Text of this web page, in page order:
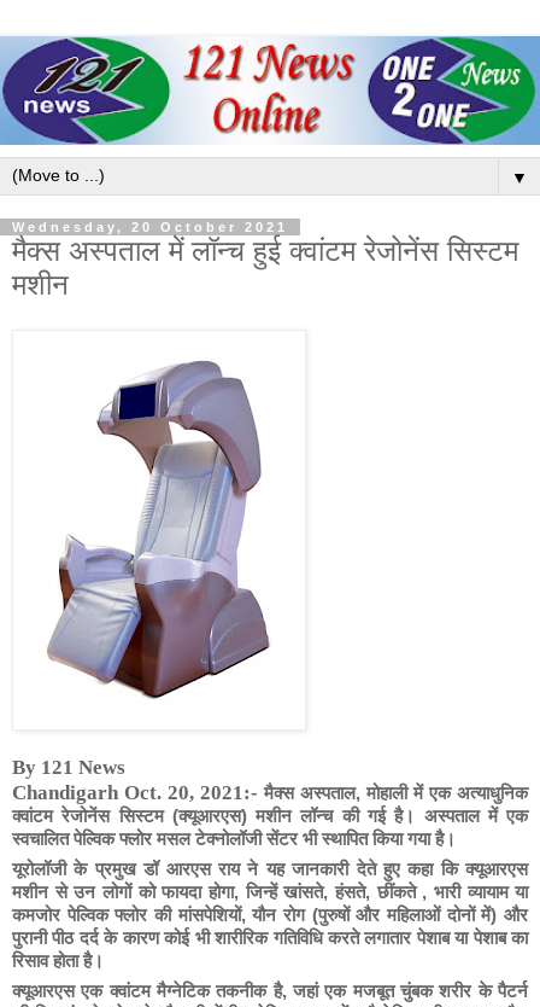
▼
Wednesday, 20 October 2021
मैक्स अस्पताल में लॉन्च हुई क्वांटम रेजोनेंस सिस्टम
मशीन
By 121 News
Chandigarh Oct. 20, 2021:- मैक्स अस्पताल, मोहाली में एक अत्याधुनिक
क्वांटम रेजोनेंस सिस्टम(क्यूआरएस)मशीन लॉन्च की गई है। अस्पताल में एक
स्वचालित पेल्विक फ्लोर मसल टेक्नोलॉजी सेंटर भी स्थापित किया गया है।
यूरोलॉजी के प्रमुख डॉ आरएस राय ने यह जानकारी देते हुए कहा कि क्यूआरएस
मशीन से उन लोगों को फायदा होगा, जिन्हें खांसते, हंसते, छींकते, भारी व्यायाम या
कमजोर पेल्विक फ्लोर की मांसपेशियों,यौन रोग(पुरुषों और महिलाओं दोनों में)और
पुरानी पीठ दर्द के कारण कोई भी शारीरिक गतिविधि करते लगातार पेशाब या पेशाब का
रिसाव होता है।
क्यूआरएस एक क्वांटम मैग्नेटिक तकनीक है,जहां एक मजबूत चुंबक शरीर के पैटर्न